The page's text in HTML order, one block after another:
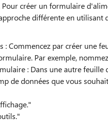
créer un formulaire
différente en utilisant
: Commencez par créer une
Par exemple,
: Dans une autre
de données que vous